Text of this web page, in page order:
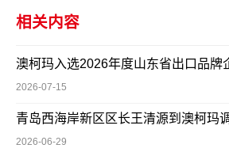
相关内容
澳柯玛入选2026年度山东省出口品牌
2026-07-15
青岛西海岸新区区长王清源到澳柯玛
2026-06-29